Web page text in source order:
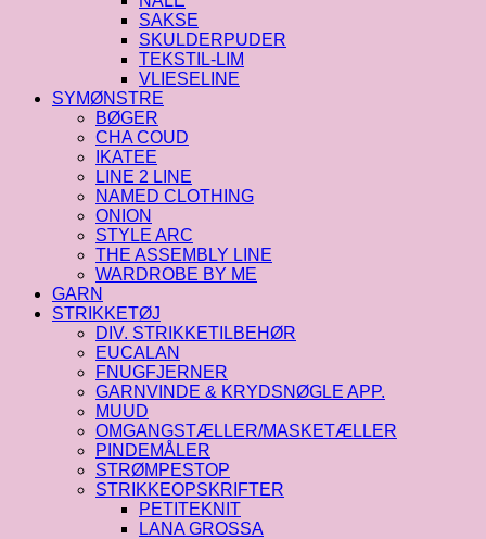
SAKSE
SKULDERPUDER
TEKSTIL-LIM
VLIESELINE
SYMØNSTRE
BØGER
CHA COUD
IKATEE
LINE 2 LINE
NAMED CLOTHING
ONION
STYLE ARC
THE ASSEMBLY LINE
WARDROBE BY ME
GARN
STRIKKETØJ
DIV. STRIKKETILBEHØR
EUCALAN
FNUGFJERNER
GARNVINDE & KRYDSNØGLE APP.
MUUD
OMGANGSTÆLLER/MASKETÆLLER
PINDEMÅLER
STRØMPESTOP
STRIKKEOPSKRIFTER
PETITEKNIT
LANA GROSSA